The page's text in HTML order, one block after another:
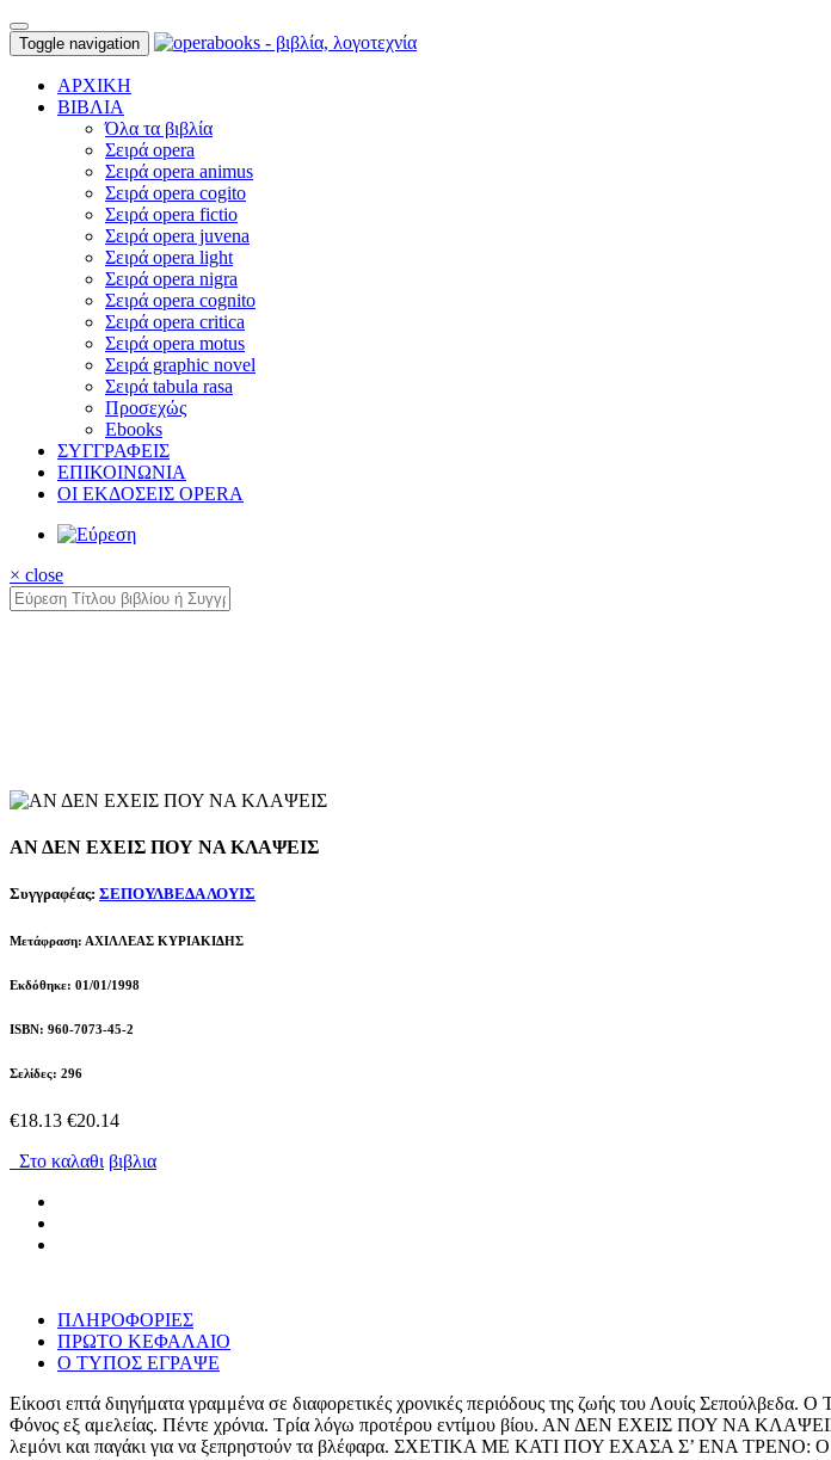
Toggle navigation
ΑΡΧΙΚΗ
ΒΙΒΛΙΑ
Όλα τα βιβλία
Σειρά opera
Σειρά opera animus
Σειρά opera cogito
Σειρά opera fictio
Σειρά opera juvena
Σειρά opera light
Σειρά opera nigra
Σειρά opera cognito
Σειρά opera critica
Σειρά opera motus
Σειρά graphic novel
Σειρά tabula rasa
Προσεχώς
Ebooks
ΣΥΓΓΡΑΦΕΙΣ
ΕΠΙΚΟΙΝΩΝΙΑ
ΟΙ ΕΚΔΟΣΕΙΣ OPERA
× close
ΑΝ ΔΕΝ ΕΧΕΙΣ ΠΟΥ ΝΑ ΚΛΑΨΕΙΣ
Συγγραφέας: ΣΕΠΟΥΛΒΕΔΑ ΛΟΥΙΣ
Μετάφραση: ΑΧΙΛΛΕΑΣ ΚΥΡΙΑΚΙΔΗΣ
Εκδόθηκε: 01/01/1998
ISBN: 960-7073-45-2
Σελίδες: 296
€18.13 €20.14
Στο καλαθι βιβλια
ΠΛΗΡΟΦΟΡΙΕΣ
ΠΡΩΤΟ ΚΕΦΑΛΑΙΟ
Ο ΤΥΠΟΣ ΕΓΡΑΨΕ
Είκοσι επτά διηγήματα γραμμένα σε διαφορετικές χρονικές περιόδους της ζωής του Λουίς
Φόνος εξ αμελείας. Πέντε χρόνια. Τρία λόγω προτέρου εντίμου βίου. ΑΝ ΔΕΝ ΕΧΕΙΣ ΠΟΥ ΝΑ
λεμόνι και παγάκι για να ξεπρηστούν τα βλέφαρα. ΣΧΕΤΙΚΑ ΜΕ ΚΑΤΙ ΠΟΥ ΕΧΑΣΑ Σ’ ΕΝΑ ΤΡΕΝΟ: